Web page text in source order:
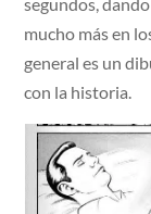
mucho más en
general es un
con la historia.